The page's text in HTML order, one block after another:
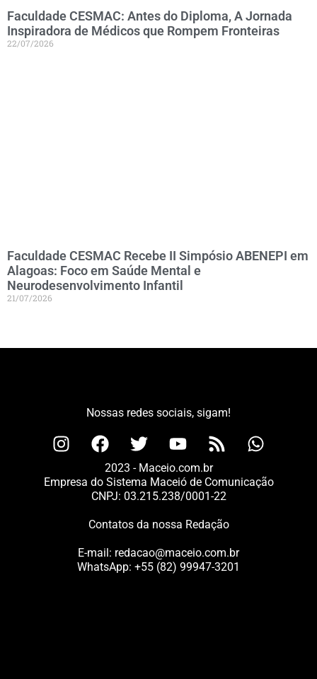
Faculdade CESMAC: Antes do Diploma, A Jornada
Inspiradora de Médicos que Rompem Fronteiras
22/07/2026
Faculdade CESMAC Recebe II Simpósio ABENEPI em
Alagoas: Foco em Saúde Mental e
Neurodesenvolvimento Infantil
21/07/2026
Nossas redes sociais, sigam!
2023 - Maceio.com.br
Empresa do Sistema Maceió de Comunicação
CNPJ: 03.215.238/0001-22
Contatos da nossa Redação
E-mail: redacao@maceio.com.br
WhatsApp: +55 (82) 99947-3201